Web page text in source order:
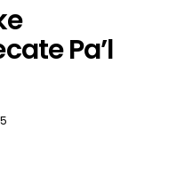
Pa’l